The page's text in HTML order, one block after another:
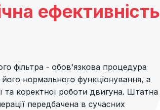
ефективність
фільтра - обов'язкова процедура
його нормального функціонування, а
та коректної роботи двигуна. Штатна
передбачена в сучасних